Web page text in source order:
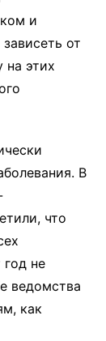
и
от
на этих
В
что
год не
ведомства
как